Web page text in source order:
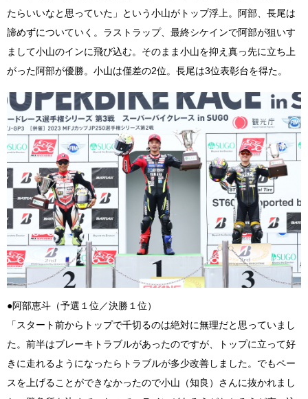
たらいいなと思っていた」という小山がトップ浮上。阿部、長尾は
諦めずについていく。ラストラップ、最終シケインで阿部が狙いす
まして小山のインに飛び込む。そのまま小山を抑え真っ先に立ち上
がった阿部が優勝。小山は僅差の2位。長尾は3位表彰台を得た。
●阿部恵斗（予選１位／決勝１位）
「スタート前からトップで千切るのは絶対に無理だと思っていまし
た。前半はブレーキトラブルがあったのですが、トップに立って好
きに走れるようになったらトラブルが多少改善しました。でもペー
スを上げることができなかったので小山（知良）さんに抜かれまし